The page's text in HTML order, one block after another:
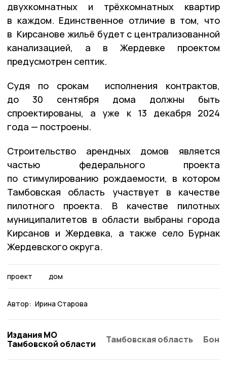
двухкомнатных и трёхкомнатных квартир
в каждом. Единственное отличие в том, что
в Кирсанове жильё будет с централизованной
канализацией, а в Жердевке проектом
предусмотрен септик.
Судя по срокам исполнения контрактов,
до 30 сентября дома должны быть
спроектированы, а уже к 13 декабря 2024
года — построены.
Строительство арендных домов является
частью федерального проекта
по стимулированию рождаемости, в котором
Тамбовская область участвует в качестве
пилотного проекта. В качестве пилотных
муниципалитетов в области выбраны города
Кирсанов и Жердевка, а также село Бурнак
Жердевского округа.
проект дом
Автор: Ирина Старова
Издания МО
Тамбовской области
Тамбовская область